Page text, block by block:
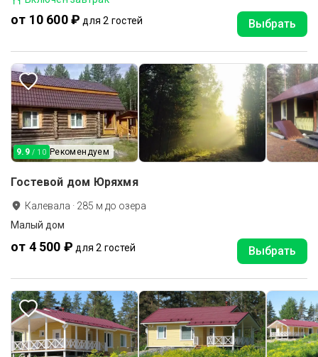
от 10 600 ₽ для 2 гостей Выбрать
9.9 / 10 Рекомендуем
Гостевой дом Юряхмя
Калевала · 285 м до озера
Малый дом
от 4 500 ₽ для 2 гостей Выбрать